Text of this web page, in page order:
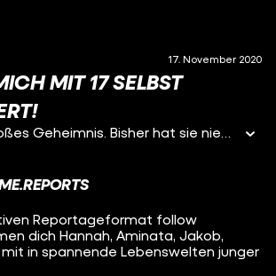
17. November 2020
MIT 17 SELBST
Julia* hat ein großes Geheimnis. Bisher hat sie niemandem davon erzählt. Sie führte ein Doppelleben. Mit 17 fing sie an, sich zu prostituieren. Unbemerkt von ihren Eltern und Freund*innen. Als Sugar Babe traf sie sich über ein Online-Portal mit älteren Männern, meistens in Hotelzimmern, für Geld. Immer ging’s dabei um Sex. Heute bereut sie das. Es fällt ihr schwer, über diese Zeit zu reden. Warum hat sie sich auf dieser Plattform angemeldet und prostituiert? Um Geld ging es ihr dabei nicht, verrät sie Robin. Doch worum dann? *Name geändert
Reportageformat follow
dich Hannah, Aminata, Jakob,
mit in spannende Lebenswelten junger